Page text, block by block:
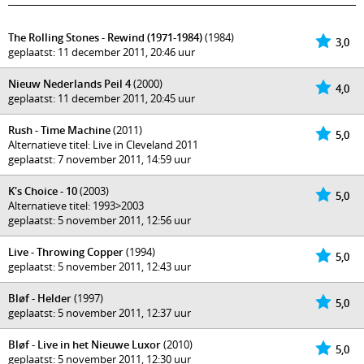
3,0
The Rolling Stones - Rewind (1971-1984)(1984)
geplaatst: 11 december 2011, 20:46 uur
4,0
Nieuw Nederlands Peil 4(2000)
geplaatst: 11 december 2011, 20:45 uur
5,0
Rush - Time Machine(2011)
Alternatieve titel: Live in Cleveland 2011
geplaatst: 7 november 2011, 14:59 uur
5,0
K's Choice - 10(2003)
Alternatieve titel: 1993>2003
geplaatst: 5 november 2011, 12:56 uur
5,0
Live - Throwing Copper(1994)
geplaatst: 5 november 2011, 12:43 uur
5,0
Bløf - Helder(1997)
geplaatst: 5 november 2011, 12:37 uur
5,0
Bløf - Live in het Nieuwe Luxor(2010)
geplaatst: 5 november 2011, 12:30 uur